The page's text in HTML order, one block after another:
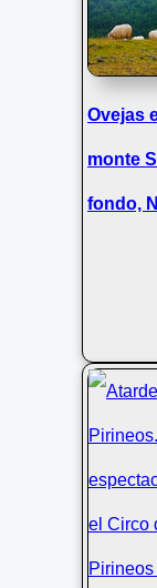
Ovejas
monte
fondo,